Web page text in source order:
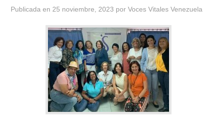
HISTORIAS DE EXITO
BOLETINES
CONTACTO
Publicada en 25 noviembre, 2023 porVoces Vitales Venezuela